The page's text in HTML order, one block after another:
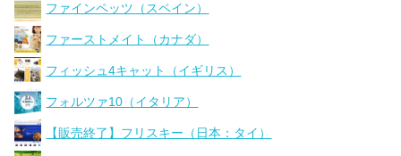
ファインペッツ（スペイン）
ファーストメイト（カナダ）
フィッシュ4キャット（イギリス）
フォルツァ10（イタリア）
【販売終了】フリスキー（日本：タイ）